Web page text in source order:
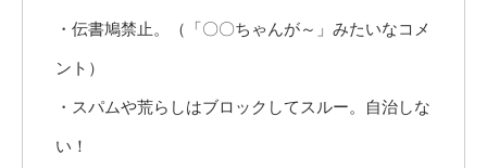
・伝書鳩禁止。（「〇〇ちゃんが～」みたいなコメ
ント）
・スパムや荒らしはブロックしてスルー。自治しな
い！